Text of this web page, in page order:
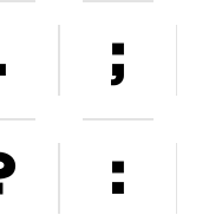
;
: